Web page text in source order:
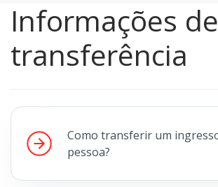
Informações de
transferência
Como transferir um
pessoa?